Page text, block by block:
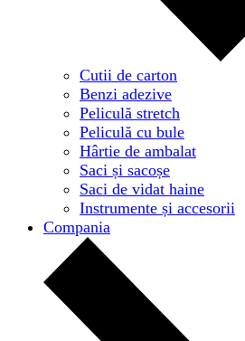
Cutii de carton
Benzi adezive
Peliculă stretch
Peliculă cu bule
Hârtie de ambalat
Saci și sacoșe
Saci de vidat haine
Instrumente și accesorii
Compania